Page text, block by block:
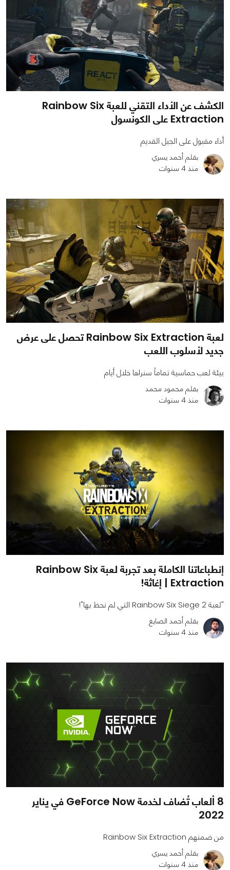
2226
0
0
الكشف عن الأداء التقني للعبة Rainbow Six
Extraction على الكونسول
أداء مقبول على الجيل القديم
بقلم أحمد يسري
منذ 4 سنوات
2370
0
لعبة Rainbow Six Extraction تحصل على عرض
جديد لأسلوب اللعب
بيئة لعب حماسية تماماً سنراها خلال أيام
بقلم محمود محمد
منذ 4 سنوات
0
إنطباعاتنا الكاملة بعد تجربة لعبة Rainbow Six
Extraction | إغاثة!
"لعبة Rainbow Six Siege 2 التي لم نحظ بها"!
بقلم أحمد الصايغ
منذ 4 سنوات
8 ألعاب تُضاف لخدمة GeForce Now في يناير
2022
من ضمنهم Rainbow Six Extraction
بقلم أحمد يسري
منذ 4 سنوات